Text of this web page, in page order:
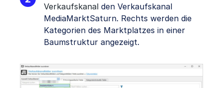
Verkaufskanal den Verkaufskanal
MediaMarktSaturn. Rechts werden die
Kategorien des Marktplatzes in einer
Baumstruktur angezeigt.